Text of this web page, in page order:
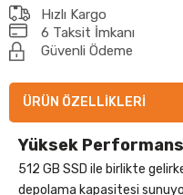
Hızlı Kargo
6 Taksit İmkanı
Güvenli Ödeme
ÜRÜN ÖZELLIKLERI
Yüksek
512 GB SSD ile birlikte
depolama kapasitesi